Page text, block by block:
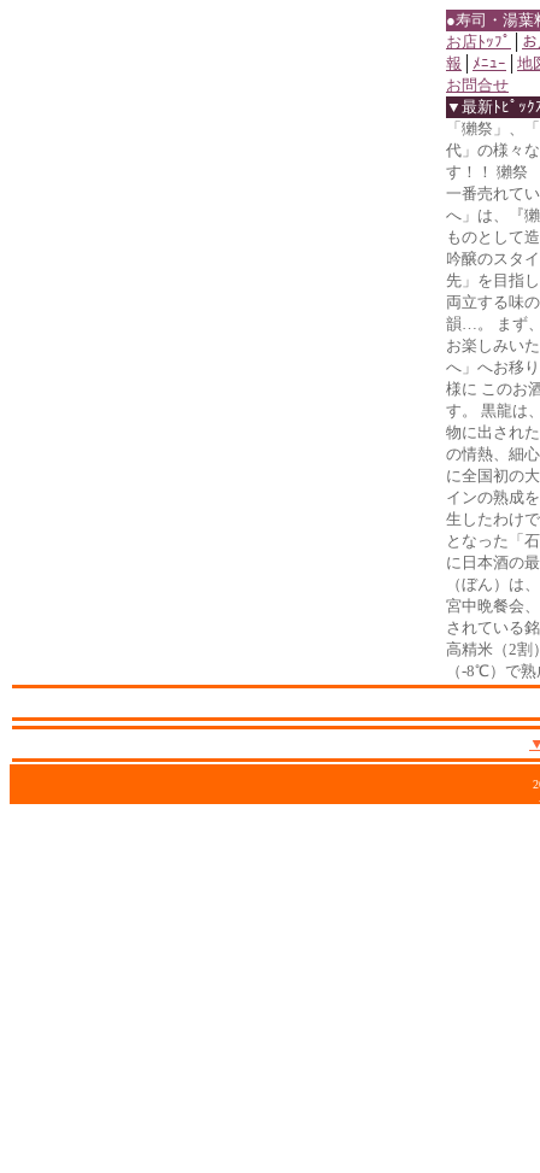
●寿司・湯
お店ﾄｯﾌﾟ
報
ﾒﾆｭｰ
地
お問合せ
▼最新ﾄﾋﾟｯｸ
「獺祭」、
代」の様々
す！！ 獺祭
一番売れて
へ」は、『
ものとして
吟醸のスタ
先」を目指
両立する味
韻…。 まず
お楽しみい
へ」へお移
様に このお
す。 黒龍は
物に出され
の情熱、細
に全国初の
インの熟成
生したわけ
となった「
に日本酒の
（ぼん）は
宮中晩餐会
されている
高精米（2割
（-8℃）で